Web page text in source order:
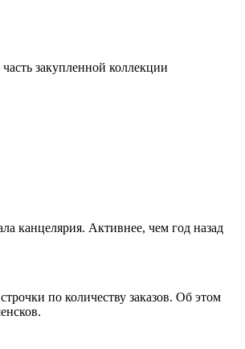
закупленной коллекции
канцелярия. Активнее, чем год назад
по количеству заказов. Об этом